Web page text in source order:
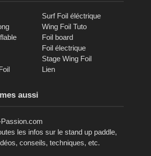
Surf Foil éléctrique
Wing Foil Tuto
Foil board
Foil électrique
Stage Wing Foil
Lien
aussi
les infos sur le stand up paddle,
conseils, techniques, etc.